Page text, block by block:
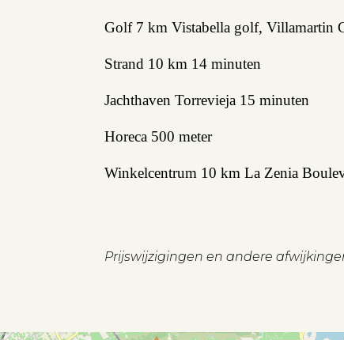
Verhuren
Zoeken
Golf 7 km Vistabella golf, Villamartin
Strand 10 km 14 minuten
Jachthaven Torrevieja 15 minuten
Horeca 500 meter
Winkelcentrum 10 km La Zenia
Prijswijzigingen en andere